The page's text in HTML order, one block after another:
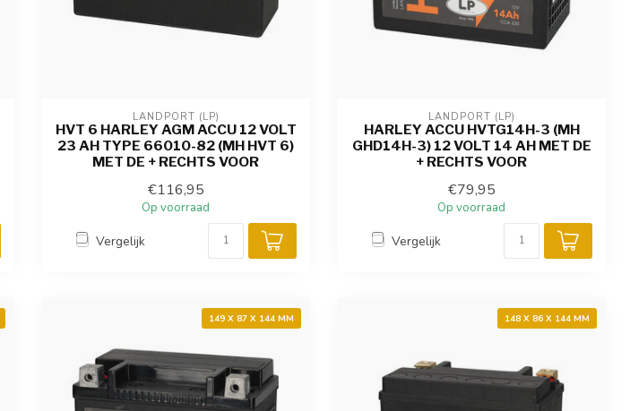
LANDPORT (LP)
HVT 6 HARLEY AGM ACCU 12 VOLT
23 AH TYPE 66010-82 (MH HVT 6)
MET DE + RECHTS VOOR
€116,95
Op voorraad
Vergelijk
LANDPORT (LP)
HARLEY ACCU HVTG14H-3 (MH
GHD14H-3) 12 VOLT 14 AH MET DE
+ RECHTS VOOR
€79,95
Op voorraad
Vergelijk
149 X 87 X 144 MM 148 X 86 X 144 MM